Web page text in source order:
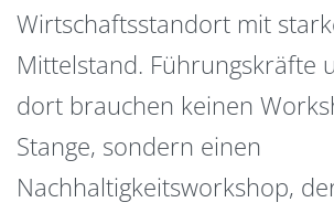
Wirtschaftsstandort mit
Mittelstand. Führungskräfte
dort brauchen keinen
Stange, sondern einen
Nachhaltigkeitsworkshop,